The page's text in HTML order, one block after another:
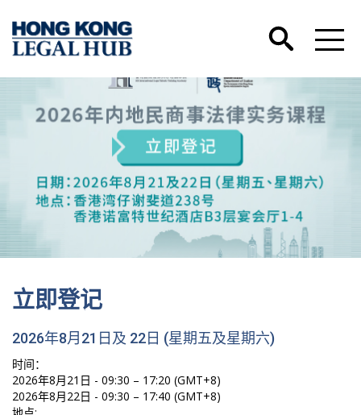
立即登记
2026年8月21日及 22日 (星期五及星期六)
时间：
2026年8月21日 - 09:30 – 17:20 (GMT+8)
2026年8月22日 - 09:30 – 17:40 (GMT+8)